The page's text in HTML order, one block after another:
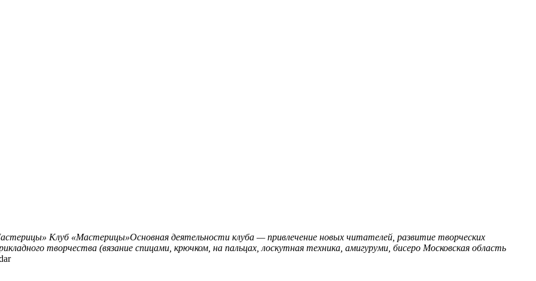
Клуб «Мастерицы»Основная деятельности клуба — привлечение новых читателей, развитие творческих
творчества (вязание спицами, крючком, на пальцах, лоскутная техника, амигуруми, бисеро Московская область